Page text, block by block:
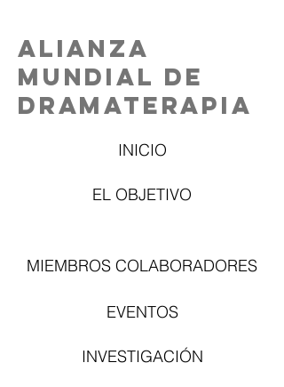
Alianza
Mundial de
Dramaterapia
INICIO
EL OBJETIVO
MIEMBROS COLABORADORES
EVENTOS
INVESTIGACIÓN